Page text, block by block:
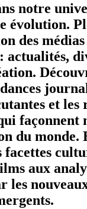
notre
évolution.
des médias
actualités,
et les
façonnent
du monde.
facettes
aux
les